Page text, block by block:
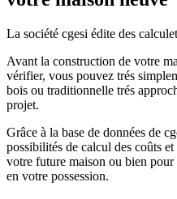
La société cgesi édite des
Avant la construction de votre
vérifier, vous pouvez trés
bois ou traditionnelle trés
projet.
Grâce à la base de données de
possibilités de calcul des coûts
votre future maison ou bien
en votre possession.